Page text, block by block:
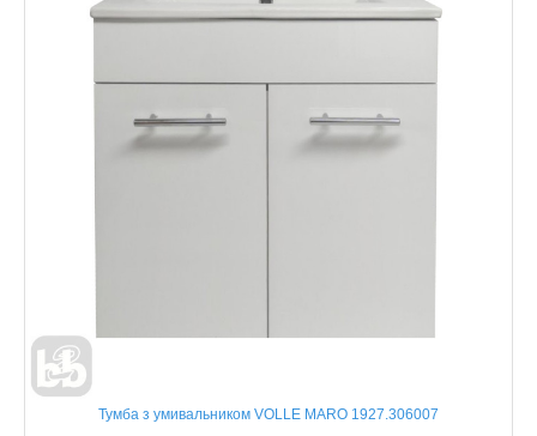
Тумба з умивальником VOLLE MARO 1927.306007